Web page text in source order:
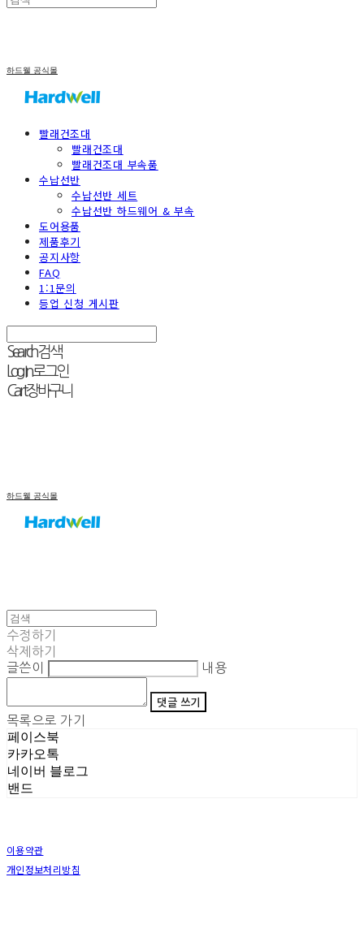
하드웰 공식몰
빨래건조대
빨래건조대
빨래건조대 부속품
수납선반
수납선반 세트
수납선반 하드웨어 & 부속
도어용품
제품후기
공지사항
FAQ
1:1문의
등업 신청 게시판
Search검색
Log In로그인
Cart장바구니
하드웰 공식몰
수정하기
삭제하기
글쓴이
내용
댓글 쓰기
목록으로 가기
페이스북
카카오톡
네이버 블로그
밴드
이용약관
개인정보처리방침